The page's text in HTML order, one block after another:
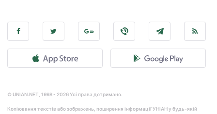
© UNIAN.NET, 1998 - 2026 Усі права дотримано.
Копіювання текстів або зображень, поширення інформації УНІАН у будь-якій